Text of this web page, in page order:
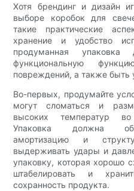
Хотя брендинг и дизайн
выборе коробок для
такие практические
хранение и удобство
продуманная
функциональную
повреждений, а также быть
Во-первых, продумайте
могут сломаться и
высоких температур во
Упаковка должна
амортизацию и
выдерживать удары и
упаковку, которая хорошо
штабелировать и
сохранность продукта.